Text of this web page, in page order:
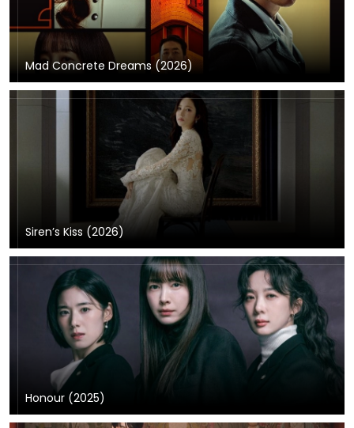
Mad Concrete Dreams (2026)
Siren’s Kiss (2026)
Honour (2025)